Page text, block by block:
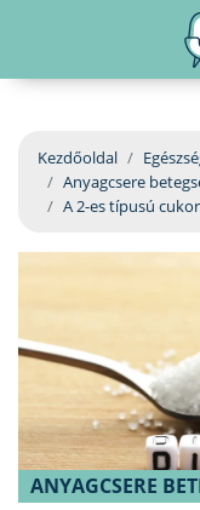
ÜGYELETKERESŐ
ORVOSKERESŐ
Kezdőoldal
Anyagcsere
A 2-es típusú
ANYAGCSERE